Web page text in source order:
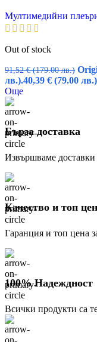
Мултимедийни
Out of stock
91,52€ (179.00 лв.)
лв.).40,39 € (79.00 лв.)
Още
Бърза доставка
Извършваме
Качество и топ
Гаранция и топ цена
100% Надеждност
Всички продукти са